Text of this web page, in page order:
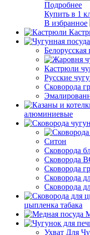
Подробнее
Купить в 1
В избранное
Белорусская
Кастрюли
Русские
Сковорода
алюминиевые
Ситон
Сковорода
Сковорода
Сковорода
Сковорода
Сковорода
цыпленка табака
Ухват Для